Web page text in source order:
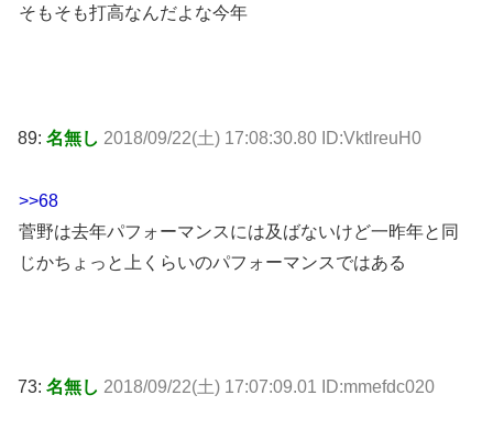
そもそも打高なんだよな今年
89: 名無し 2018/09/22(土) 17:08:30.80 ID:VktlreuH0
>>68
菅野は去年パフォーマンスには及ばないけど一昨年と同
じかちょっと上くらいのパフォーマンスではある
73: 名無し 2018/09/22(土) 17:07:09.01 ID:mmefdc020